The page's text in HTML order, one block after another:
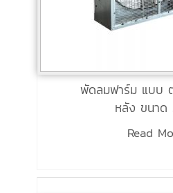
พัดลมฟาร์ม แบบ
หลัง ขนาด
Read